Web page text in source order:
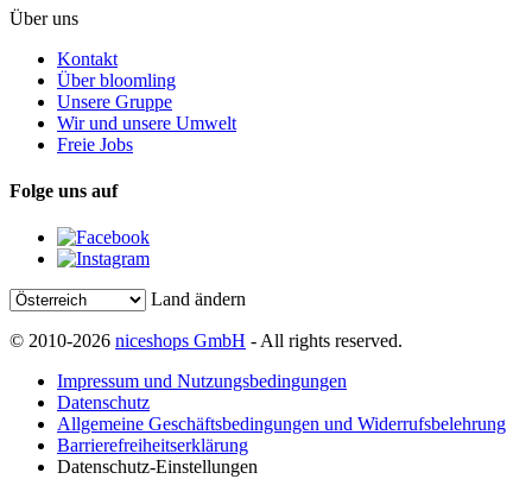
Über uns
Kontakt
Über bloomling
Unsere Gruppe
Wir und unsere Umwelt
Freie Jobs
Folge uns auf
Land ändern
© 2010-2026 niceshops GmbH - All rights reserved.
Impressum und Nutzungsbedingungen
Datenschutz
Allgemeine Geschäftsbedingungen und Widerrufsbelehrung
Barrierefreiheitserklärung
Datenschutz-Einstellungen